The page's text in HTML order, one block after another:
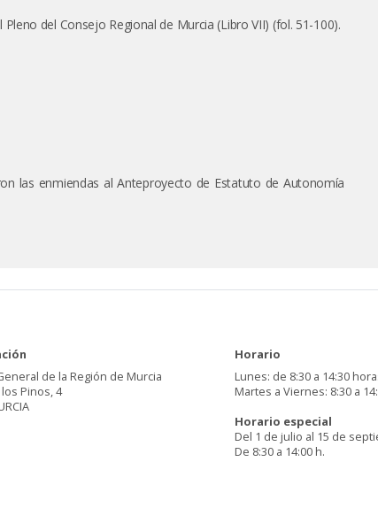
del Consejo Regional de Murcia (Libro VII) (fol. 51-100).
las enmiendas al Anteproyecto de Estatuto de Autonomía
de la Región de Murcia
Pinos, 4
Horario
Lunes: de 8:30 a 14:30
Martes a Viernes: 8:30 a
Horario especial
Del 1 de julio al 15 de
De 8:30 a 14:00 h.